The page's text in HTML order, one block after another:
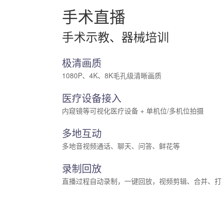
手术直播
手术示教、器械培训
极清画质
1080P、4K、8K毛孔级清晰画质
医疗设备接入
内窥镜等可视化医疗设备 + 单机位/多机位拍摄
多地互动
多地音视频通话、聊天、问答、鲜花等
录制回放
直播过程自动录制，一键回放，视频剪辑、合并、